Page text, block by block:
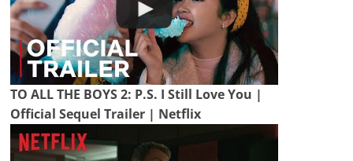
TO ALL THE BOYS 2: P.S. I Still Love You |
Official Sequel Trailer | Netflix